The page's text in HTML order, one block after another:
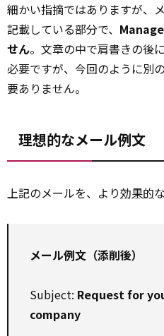
細かい指摘ではありますが、
記載している部分で、
せん。文章の中で肩書きの後
必要ですが、今回のように別
要ありません。
理想的なメール例文
上記のメールを、より効果的
メール例文（添削後）
Subject: Request for
company